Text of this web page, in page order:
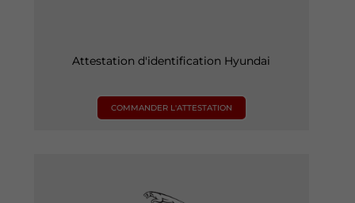
Attestation d'identification Hyundai
COMMANDER L'ATTESTATION